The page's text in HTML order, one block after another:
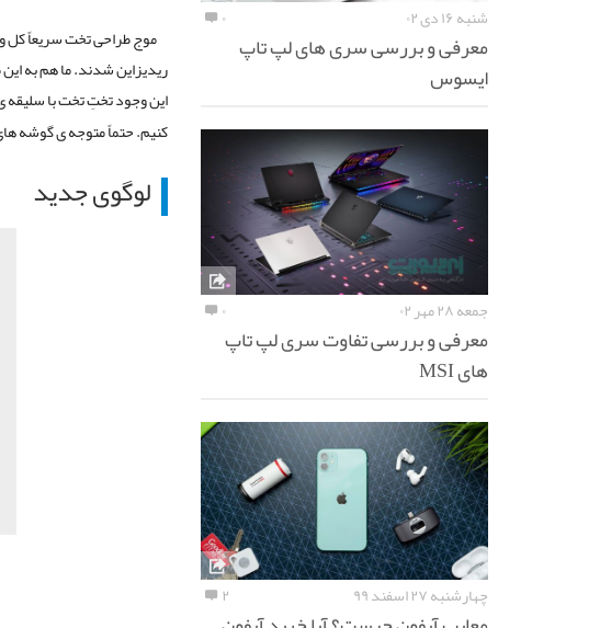
موج طراحی تخت سریعاً کل
ریدیزاین شدند. ما هم به
این وجود تختِ تخت با
کنیم. حتماً متوجه ی گوشه های گرد (حداکثر ۳ پیکسلی) و یا
لوگوی جدید
شنبه ۱۶ دی ۰۲ ۰
معرفی و بررسی سری های لپ تاپ
ایسوس
جمعه ۲۸ مهر ۰۲ ۰
معرفی و بررسی تفاوت سری لپ تاپ
های MSI
چهارشنبه ۲۷ اسفند ۹۹ ۲